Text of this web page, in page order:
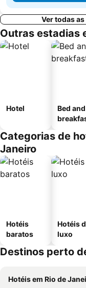
Ver todas
Outras estadias
Hotel
Bed and
Categorias de
Janeiro
Hotéis
baratos
Hotéis
luxo
Destinos perto
Hotéis em Rio de